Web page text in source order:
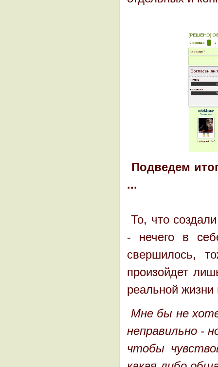
Подведем
...
То, что
- нечего в
свершилось,
произойдет
реальной
Мне бы не
неправильно -
чтобы